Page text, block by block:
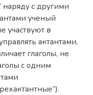
наряду с другими
ученый
участвуют в
актантами,
глаголы, не
с одним